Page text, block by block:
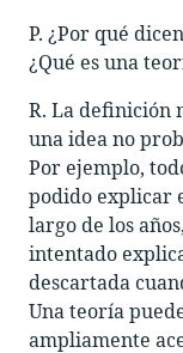
P. ¿Por qué
¿Qué es una
R. La definición
una idea no
Por ejemplo,
podido explicar
largo de los
intentado
descartada
Una teoría
ampliamente